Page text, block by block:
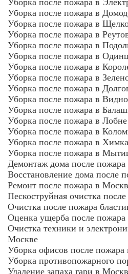
Уборка после пожара в
Уборка после пожара в
Уборка после пожара в
Уборка после пожара в
Уборка после пожара в
Уборка после пожара в
Уборка после пожара в
Уборка после пожара в
Уборка после пожара в
Уборка после пожара в
Уборка после пожара в
Уборка после пожара в Лобне
Уборка после пожара в
Уборка после пожара в
Уборка после пожара в
Демонтаж дома после
Восстановление дома после
Ремонт после пожара в
Пескоструйная очистка
Очистка после пожара
Оценка ущерба после
Очистка техники и
Москве
Уборка офисов после
Уборка противопожарного
Удаление запаха гари в